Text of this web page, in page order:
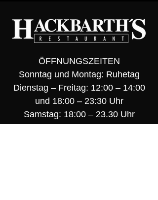
ÖFFNUNGSZEITEN
Sonntag und Montag: Ruhetag
Dienstag – Freitag: 12:00 – 14:00
und 18:00 – 23:30 Uhr
Samstag: 18:00 – 23.30 Uhr